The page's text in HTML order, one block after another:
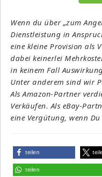
Wenn du über „zum
Dienstleistung in
eine kleine Provision als
dabei keinerlei
in keinem Fall
Unter anderem sind wir
Als Amazon-Partner
Verkäufen. Als eBay-
eine Vergütung, wenn
teilen
teilen